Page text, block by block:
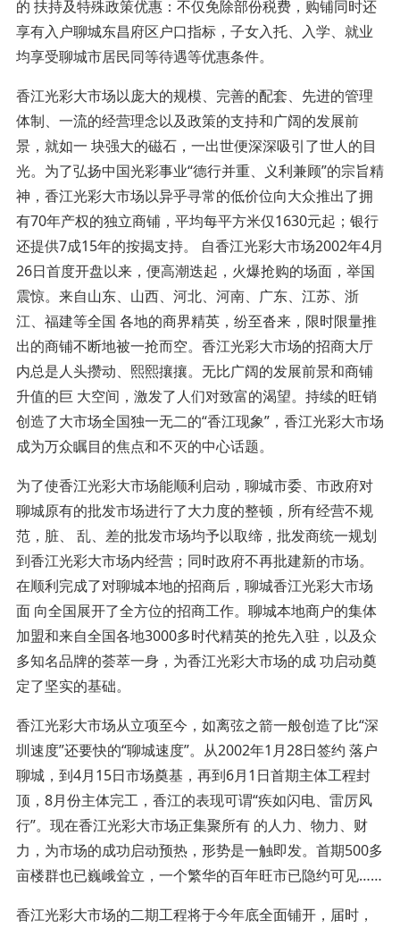
的 扶持及特殊政策优惠：不仅免除部份税费，购铺同时还
享有入户聊城东昌府区户口指标，子女入托、入学、就业
均享受聊城市居民同等待遇等优惠条件。
香江光彩大市场以庞大的规模、完善的配套、先进的管理
体制、一流的经营理念以及政策的支持和广阔的发展前
景，就如一 块强大的磁石，一出世便深深吸引了世人的目
光。为了弘扬中国光彩事业“德行并重、义利兼顾”的宗旨精
神，香江光彩大市场以异乎寻常的低价位向大众推出了拥
有70年产权的独立商铺，平均每平方米仅1630元起；银行
还提供7成15年的按揭支持。 自香江光彩大市场2002年4月
26日首度开盘以来，便高潮迭起，火爆抢购的场面，举国
震惊。来自山东、山西、河北、河南、广东、江苏、浙
江、福建等全国 各地的商界精英，纷至沓来，限时限量推
出的商铺不断地被一抢而空。香江光彩大市场的招商大厅
内总是人头攒动、熙熙攘攘。无比广阔的发展前景和商铺
升值的巨 大空间，激发了人们对致富的渴望。持续的旺销
创造了大市场全国独一无二的“香江现象”，香江光彩大市场
成为万众瞩目的焦点和不灭的中心话题。
为了使香江光彩大市场能顺利启动，聊城市委、市政府对
聊城原有的批发市场进行了大力度的整顿，所有经营不规
范，脏、 乱、差的批发市场均予以取缔，批发商统一规划
到香江光彩大市场内经营；同时政府不再批建新的市场。
在顺利完成了对聊城本地的招商后，聊城香江光彩大市场
面 向全国展开了全方位的招商工作。聊城本地商户的集体
加盟和来自全国各地3000多时代精英的抢先入驻，以及众
多知名品牌的荟萃一身，为香江光彩大市场的成 功启动奠
定了坚实的基础。
香江光彩大市场从立项至今，如离弦之箭一般创造了比“深
圳速度”还要快的“聊城速度”。从2002年1月28日签约 落户
聊城，到4月15日市场奠基，再到6月1日首期主体工程封
顶，8月份主体完工，香江的表现可谓“疾如闪电、雷厉风
行”。现在香江光彩大市场正集聚所有 的人力、物力、财
力，为市场的成功启动预热，形势是一触即发。首期500多
亩楼群也已巍峨耸立，一个繁华的百年旺市已隐约可见……
香江光彩大市场的二期工程将于今年底全面铺开，届时，